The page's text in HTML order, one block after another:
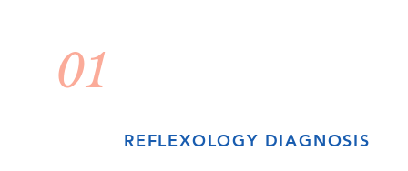
because you’re trying to give
01
REFLEXOLOGY DIAGNOSIS